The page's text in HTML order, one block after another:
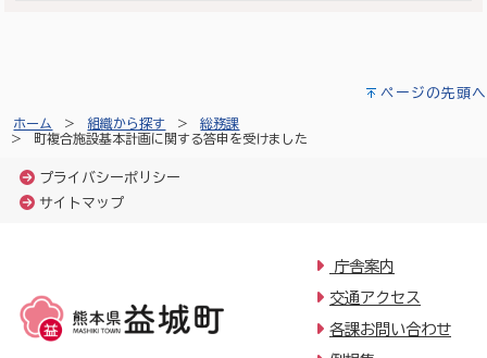
ページの先頭へ
ホーム 組織から探す
総務課
町複合施設基本計画に関する答申を受けました
プライバシーポリシー
サイトマップ
庁舎案内
交通アクセス
各課お問い合わせ